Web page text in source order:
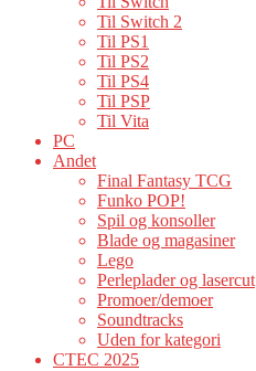
Til Switch 2
Til PS1
Til PS2
Til PS4
Til PSP
Til Vita
PC
Andet
Final Fantasy TCG
Funko POP!
Spil og konsoller
Blade og magasiner
Lego
Perleplader og lasercut
Promoer/demoer
Soundtracks
Uden for kategori
CTEC 2025